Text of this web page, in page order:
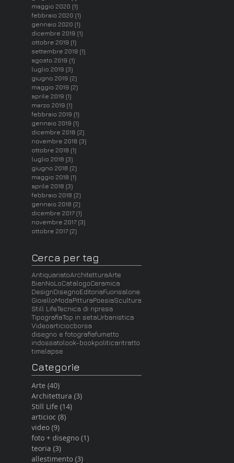
maggio 2020 (1)
febbraio 2020 (1)
gennaio 2020 (1)
dicembre 2019 (1)
ottobre 2019 (1)
settembre 2019 (1)
agosto 2019 (1)
luglio 2019 (3)
giugno 2019 (2)
maggio 2019 (2)
aprile 2019 (1)
marzo 2019 (1)
febbraio 2019 (1)
gennaio 2019 (1)
dicembre 2018 (2)
novembre 2018 (3)
ottobre 2018 (1)
luglio 2018 (3)
giugno 2018 (2)
maggio 2018 (1)
aprile 2018 (3)
febbraio 2018 (2)
gennaio 2018 (2)
dicembre 2017 (1)
novembre 2017 (3)
ottobre 2017 (2)
Cerca per tag
AntiquariatoArchitetturaArte
BienNoLoCatalogoCeramica
DesignDisegnoEditoriaFuorisalone
GioielloModaPitturaPoesiaScultura
Still LifeTecnica di ripresa
TipografiaTop in setaUrbanistica
Videoarticiocborsa
disegno e fotografiafumetto
indossatolook-bookpoliticaritratto
timelapse
Categorie
Arte (40)
Architettura (3)
Still Life (14)
articioc (8)
video (9)
foto + disegno (1)
teoria (3)
allestimento (3)